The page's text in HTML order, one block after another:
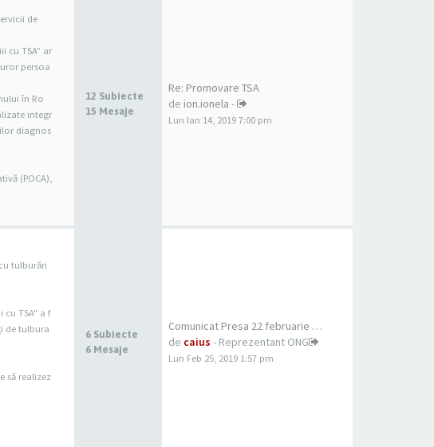
de
cu TSA” ar
persoa
în Ro
integr
diagnos
(POCA),
12 Subiecte
15 Mesaje
Re: Promovare TSA
de ion.ionela -
Lun Ian 14, 2019 7:00 pm
tulburări
TSA" a f
de tulbura
să realizez
6 Subiecte
6 Mesaje
Comunicat Presa 22 februarie …
de caius - Reprezentant ONG
Lun Feb 25, 2019 1:57 pm